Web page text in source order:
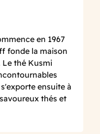
en 1967
fonde la maison
Le thé Kusmi
ensuite à
thés et